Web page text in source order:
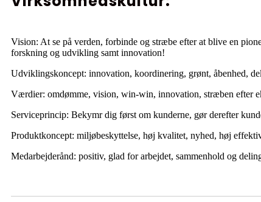
Vision: At se på verden, forbinde og stræbe efter at blive en
forskning og udvikling samt innovation!
Udviklingskoncept: innovation, koordinering, grønt, åbenhed,
Værdier: omdømme, vision, win-win, innovation, stræben efter
Serviceprincip: Bekymr dig først om kunderne, gør derefter
Produktkoncept: miljøbeskyttelse, høj kvalitet, nyhed, høj
Medarbejderånd: positiv, glad for arbejdet, sammenhold og